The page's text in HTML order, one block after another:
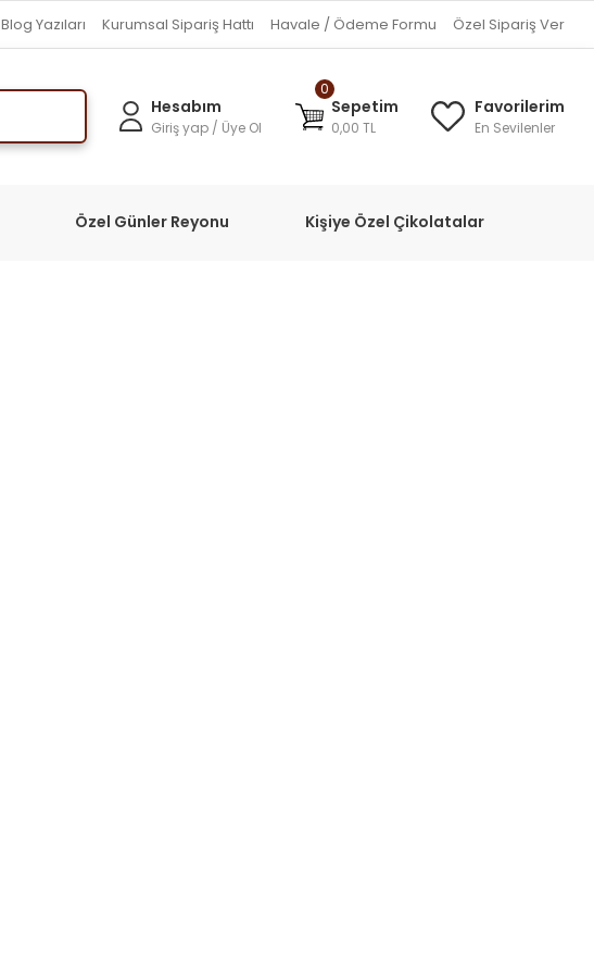
Blog Yazıları Kurumsal Sipariş Hattı Havale / Ödeme Formu Özel Sipariş Ver
Hesabım
Giriş yap / Üye Ol
0
Sepetim
0,00 TL
Favorilerim
En Sevilenler
Özel Günler Reyonu Kişiye Özel Çikolatalar